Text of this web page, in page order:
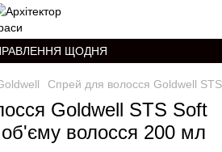
ЩОДНЯ
Спрей для волосся Goldwell
Goldwell STS Soft
волосся 200 мл